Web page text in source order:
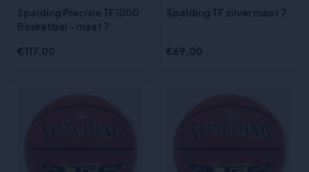
Spalding Precisie TF1000
Basketbal - maat 7
€117,00
Spalding TF zilver maat 7
€69,00